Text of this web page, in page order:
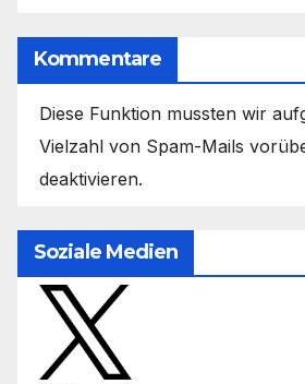
Kommentare
Diese Funktion mussten wir
Vielzahl von Spam-Mails
deaktivieren.
Soziale Medien